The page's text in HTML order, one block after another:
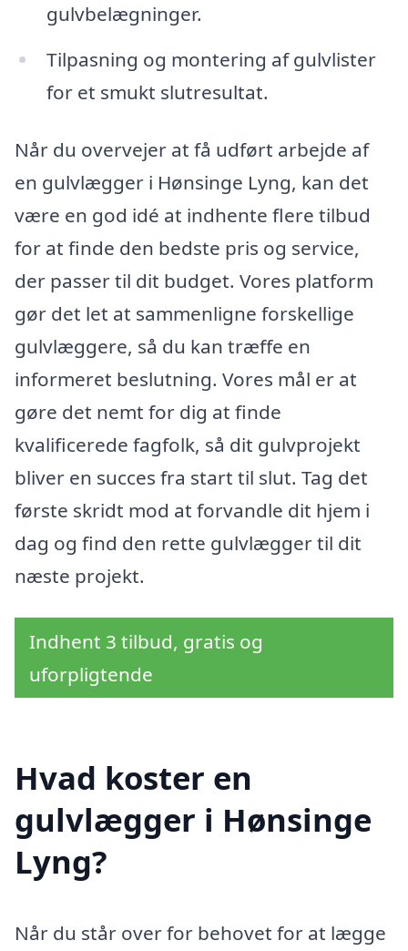
gulvbelægninger.
Tilpasning og montering af gulvlister
for et smukt slutresultat.
Når du overvejer at få udført arbejde af
en gulvlægger i Hønsinge Lyng, kan det
være en god idé at indhente flere tilbud
for at finde den bedste pris og service,
der passer til dit budget. Vores platform
gør det let at sammenligne forskellige
gulvlæggere, så du kan træffe en
informeret beslutning. Vores mål er at
gøre det nemt for dig at finde
kvalificerede fagfolk, så dit gulvprojekt
bliver en succes fra start til slut. Tag det
første skridt mod at forvandle dit hjem i
dag og find den rette gulvlægger til dit
næste projekt.
Indhent 3 tilbud, gratis og
uforpligtende
Hvad koster en
gulvlægger i Hønsinge
Lyng?
Når du står over for behovet for at lægge